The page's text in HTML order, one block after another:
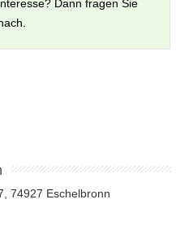
Dann fragen Sie
74927 Eschelbronn